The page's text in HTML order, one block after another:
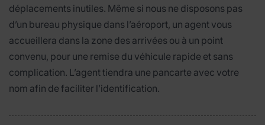
déplacements inutiles. Même si nous ne disposons pas
d’un bureau physique dans l’aéroport, un agent vous
accueillera dans la zone des arrivées ou à un point
convenu, pour une remise du véhicule rapide et sans
complication. L’agent tiendra une pancarte avec votre
nom afin de faciliter l’identification.